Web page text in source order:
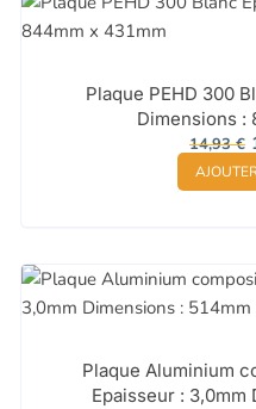
Plaque PEHD 300
Dimensions :
14,93€
Plaque Aluminium